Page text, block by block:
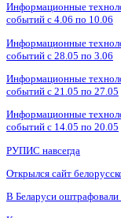
Информационные
событий с 4.06 по 10.06
Информационные
событий с 28.05 по 3.06
Информационные
событий с 21.05 по 27.05
Информационные
событий с 14.05 по 20.05
РУПИС навсегда
Открылся сайт
В Беларуси оштрафовали